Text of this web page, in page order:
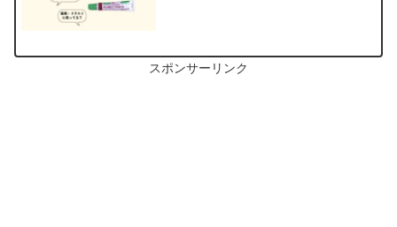
スポンサーリンク